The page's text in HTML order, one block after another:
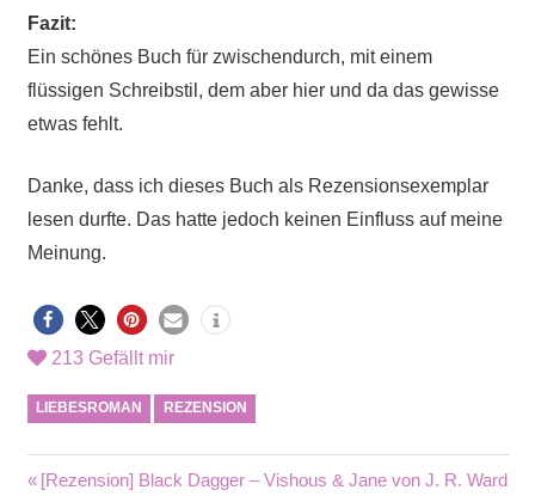
Fazit:
Ein schönes Buch für zwischendurch, mit einem
flüssigen Schreibstil, dem aber hier und da das gewisse
etwas fehlt.
Danke, dass ich dieses Buch als Rezensionsexemplar
lesen durfte. Das hatte jedoch keinen Einfluss auf meine
Meinung.
213 Gefällt mir
LIEBESROMAN REZENSION
Beitragsnavigation
Vorheriger
[Rezension] Black Dagger – Vishous & Jane von J. R. Ward